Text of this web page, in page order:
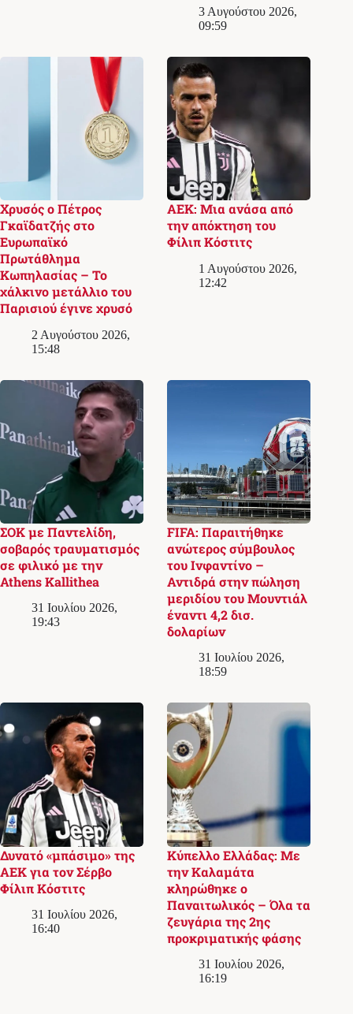
3 Αυγούστου 2026,
09:59
Χρυσός ο Πέτρος
Γκαϊδατζής στο
Ευρωπαϊκό
Πρωτάθλημα
Κωπηλασίας – Το
χάλκινο μετάλλιο του
Παρισιού έγινε χρυσό
2 Αυγούστου 2026,
15:48
ΑΕΚ: Μια ανάσα από
την απόκτηση του
Φίλιπ Κόστιτς
1 Αυγούστου 2026,
12:42
ΣΟΚ με Παντελίδη,
σοβαρός τραυματισμός
σε φιλικό με την
Athens Kallithea
31 Ιουλίου 2026,
19:43
FIFA: Παραιτήθηκε
ανώτερος σύμβουλος
του Ινφαντίνο –
Αντιδρά στην πώληση
μεριδίου του Μουντιάλ
έναντι 4,2 δισ.
δολαρίων
31 Ιουλίου 2026,
18:59
Δυνατό «μπάσιμο» της
ΑΕΚ για τον Σέρβο
Φίλιπ Κόστιτς
31 Ιουλίου 2026,
16:40
Κύπελλο Ελλάδας: Με
την Καλαμάτα
κληρώθηκε ο
Παναιτωλικός – Όλα τα
ζευγάρια της 2ης
προκριματικής φάσης
31 Ιουλίου 2026,
16:19